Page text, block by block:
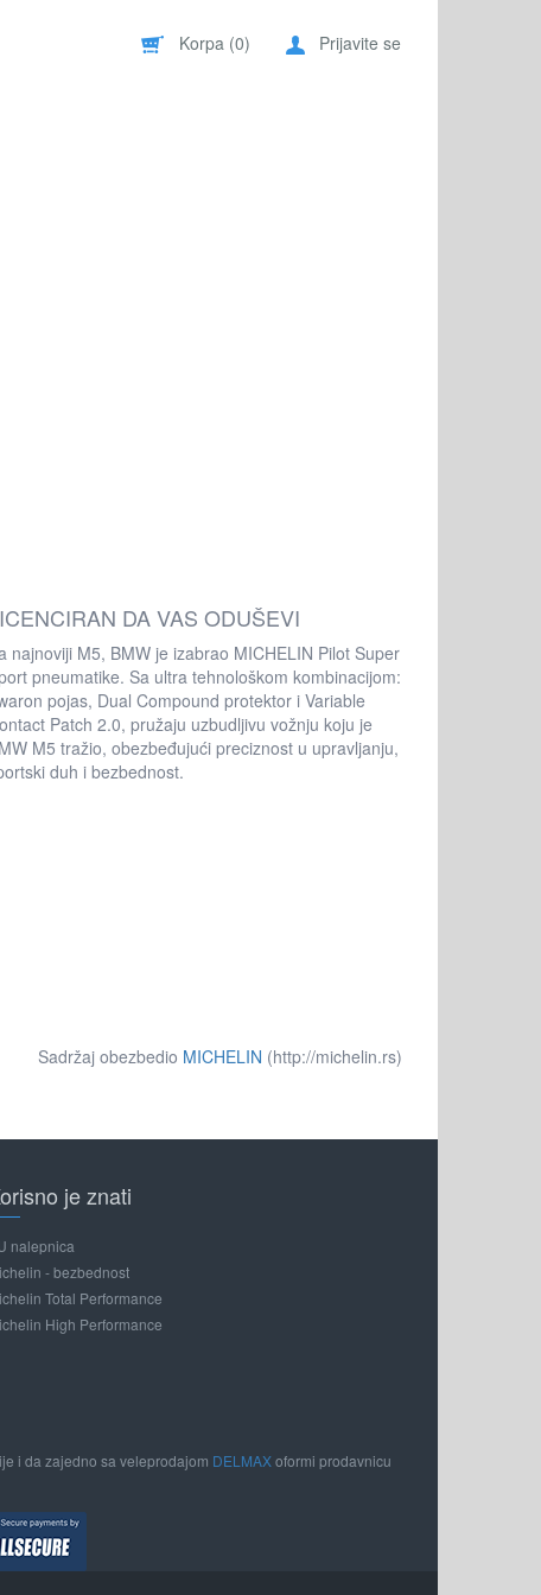
Prijavite se
Korpa (0)
DA VAS ODUŠEVI
najnoviji M5, BMW je izabrao MICHELIN Pilot Super
pneumatike. Sa ultra tehnološkom kombinacijom:
pojas, Dual Compound protektor i Variable
Patch 2.0, pružaju uzbudljivu vožnju koju je
M5 tražio, obezbeđujući preciznost u upravljanju,
duh i bezbednost.
Sadržaj obezbedio MICHELIN (http://michelin.rs)
je znati
nalepnica
- bezbednost
Total Performance
High Performance
i da zajedno sa veleprodajom DELMAXoformi prodavnicu